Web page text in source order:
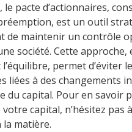
le pacte d’actionnaires,
est un outil
de maintenir un contrôle
société. Cette
permet d’éviter
liées à des changements
du capital. Pour en savoir
capital, n’hésitez pas
la matière.